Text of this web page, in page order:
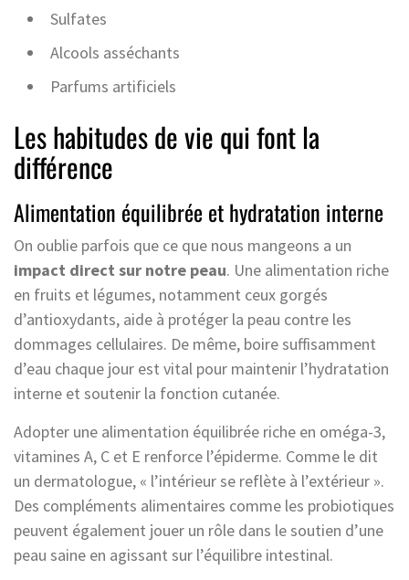
Sulfates
Alcools asséchants
Parfums artificiels
Les habitudes de vie qui font la
différence
Alimentation équilibrée et hydratation interne
On oublie parfois que ce que nous mangeons a un
impact direct sur notre peau. Une alimentation riche
en fruits et légumes, notamment ceux gorgés
d’antioxydants, aide à protéger la peau contre les
dommages cellulaires. De même, boire suffisamment
d’eau chaque jour est vital pour maintenir l’hydratation
interne et soutenir la fonction cutanée.
Adopter une alimentation équilibrée riche en oméga-3,
vitamines A, C et E renforce l’épiderme. Comme le dit
un dermatologue, « l’intérieur se reflète à l’extérieur ».
Des compléments alimentaires comme les probiotiques
peuvent également jouer un rôle dans le soutien d’une
peau saine en agissant sur l’équilibre intestinal.